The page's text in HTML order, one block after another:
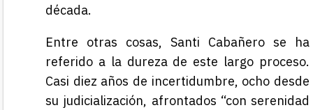
década.
Entre otras cosas, Santi Cabañero se ha
referido a la dureza de este largo proceso.
Casi diez años de incertidumbre, ocho desde
su judicialización, afrontados “con serenidad